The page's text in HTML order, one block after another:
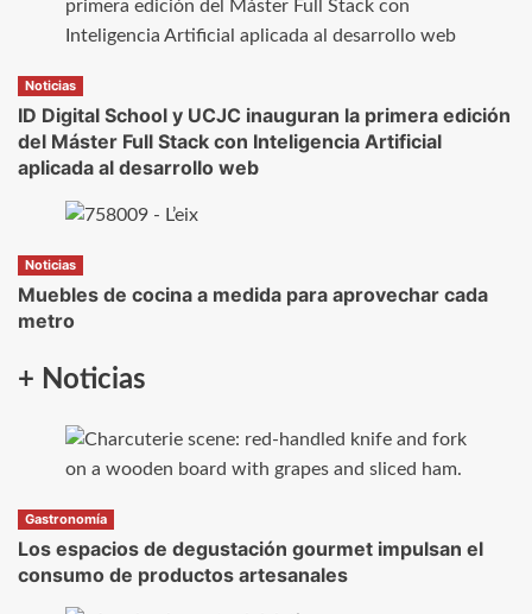
Noticias
ID Digital School y UCJC inauguran la primera edición
del Máster Full Stack con Inteligencia Artificial
aplicada al desarrollo web
Noticias
Muebles de cocina a medida para aprovechar cada
metro
+ Noticias
Gastronomía
Los espacios de degustación gourmet impulsan el
consumo de productos artesanales